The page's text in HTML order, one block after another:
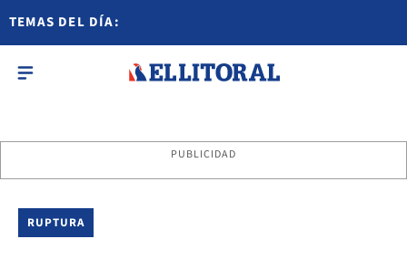
TEMAS DEL DÍA:
PUBLICIDAD
RUPTURA